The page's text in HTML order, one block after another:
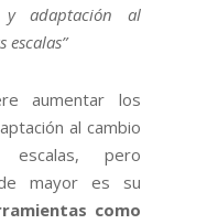
y adaptación al
aumentar los
al cambio
pero
mayor es su
como